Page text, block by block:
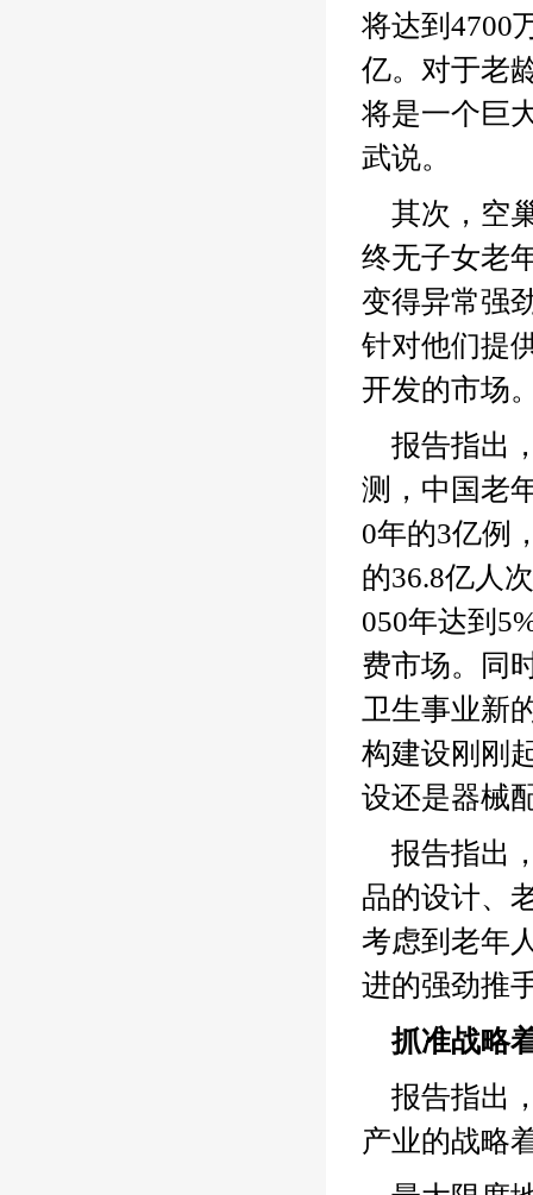
将达到4700
亿。对于老
将是一个巨
武说。
其次，空
终无子女老
变得异常强
针对他们提
开发的市场
报告指出
测，中国老
0年的3亿例
的36.8亿人
050年达到
费市场。同
卫生事业新
构建设刚刚
设还是器械
报告指出
品的设计、
考虑到老年
进的强劲推
抓准战略
报告指出
产业的战略